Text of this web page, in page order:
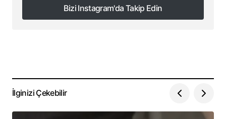
Bizi Instagram'da Takip Edin
Bizi Instagram'da Takip Edin
İlginizi Çekebilir